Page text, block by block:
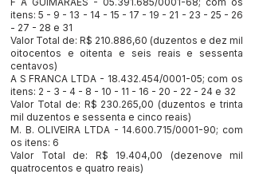
itens:5 - 9 - 13 - 14 - 15 - 17 - 19 - 21 - 23 - 25 - 26
- 27 - 28 e 31
Valor Total de: R$ 210.886,60 (duzentos e dez mil
oitocentos e oitenta e seis reais e sessenta
centavos)
A S FRANCA LTDA - 18.432.454/0001-05; com os
itens: 2 - 3 - 4 - 8 - 10 - 11 - 16 - 20 - 22 - 24 e 32
Valor Total de: R$ 230.265,00 (duzentos e trinta
mil duzentos e sessenta e cinco reais)
M. B. OLIVEIRA LTDA - 14.600.715/0001-90; com
os itens: 6
Valor Total de: R$ 19.404,00 (dezenove mil
quatrocentos e quatro reais)